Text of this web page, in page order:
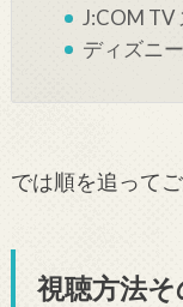
J:COM TV
ディズニ
では順を追って
視聴方法